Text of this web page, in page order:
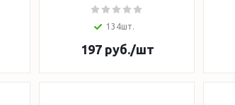
134шт.
197руб./шт